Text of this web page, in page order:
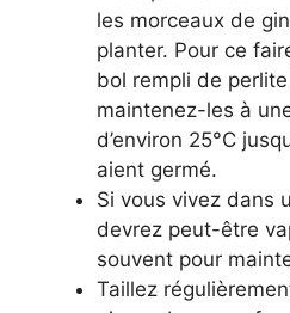
les morceaux de
planter. Pour ce
bol rempli de
maintenez-les à
d’environ 25°C
aient germé.
Si vous vivez dans
devrez peut-être
souvent pour
Taillez